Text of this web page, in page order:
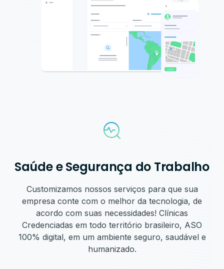
Saúde e Segurança do Trabalho
Customizamos nossos serviços para que sua
empresa conte com o melhor da tecnologia, de
acordo com suas necessidades! Clínicas
Credenciadas em todo território brasileiro, ASO
100% digital, em um ambiente seguro, saudável e
humanizado.